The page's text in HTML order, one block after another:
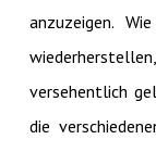
anzuzeigen.
versehentlich
die